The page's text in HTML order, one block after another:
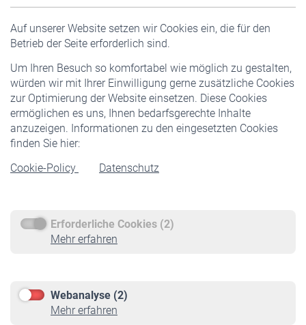
Auf unserer Website setzen wir Cookies ein, die für den
Betrieb der Seite erforderlich sind.
Um Ihren Besuch so komfortabel wie möglich zu gestalten,
würden wir mit Ihrer Einwilligung gerne zusätzliche Cookies
zur Optimierung der Website einsetzen. Diese Cookies
ermöglichen es uns, Ihnen bedarfsgerechte Inhalte
anzuzeigen. Informationen zu den eingesetzten Cookies
finden Sie hier:
Cookie-Policy
Datenschutz
Erforderliche Cookies (2)
Mehr erfahren
Webanalyse (2)
Mehr erfahren
Pflichtversicherung
Staatliche Förderung
Veranstaltungen
Rentner
Rentenbeginn
Rente beantragen
Service
Informationen
Online-Rechner
VBLnewsletter